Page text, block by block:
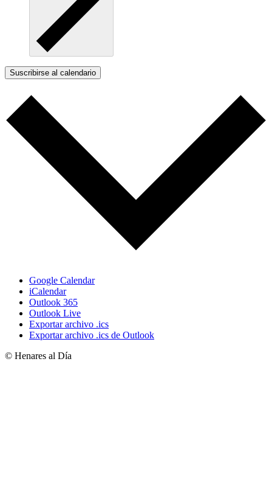
Suscribirse al calendario
Google Calendar
iCalendar
Outlook 365
Outlook Live
Exportar archivo .ics
Exportar archivo .ics de Outlook
© Henares al Día